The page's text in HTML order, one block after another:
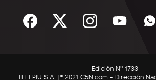
Sociedad
C5N Autos
Términos y condiciones
Edición Nº 1733
TELEPIU S.A. |© 2021 C5N.com - Dirección